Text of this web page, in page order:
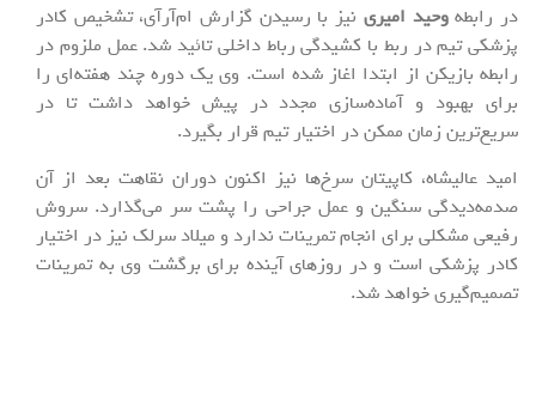
در رابطهوحید امیری نیز با رسیدن گزارش ام‌آرآی، تشخیص کادر
پزشکی تیم در ربط با کشیدگی رباط داخلی تائید شد. عمل ملزوم در
رابطه بازیکن از ابتدا اغاز شده است. وی یک دوره چند هفته‌ای را
برای بهبود و آماده‌سازی مجدد در پیش خواهد داشت تا در
سریع‌ترین زمان ممکن در اختیار تیم قرار بگیرد.
امید عالیشاه، کاپیتان سرخ‌ها نیز اکنون دوران نقاهت بعد از آن
صدمه‌دیدگی سنگین و عمل جراحی را پشت سر می‌گذارد. سروش
رفیعی مشکلی برای انجام تمرینات ندارد و میلاد سرلک نیز در اختیار
کادر پزشکی است و در روزهای آینده برای برگشت وی به تمرینات
تصمیم‌گیری خواهد شد.